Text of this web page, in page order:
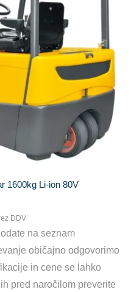
1600kg Li-ion 80V
DDV
na seznam
običajno odgovorimo
in cene se lahko
pred naročilom preverite